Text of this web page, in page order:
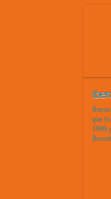
que
1986